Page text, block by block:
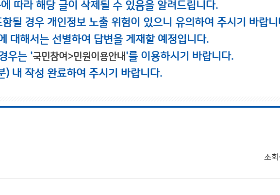
따라 해당 글이 삭제될 수 있음을 알려드립니다.
될 경우 개인정보 노출 위험이 있으니 유의하여 주시기 바랍니
대해서는 선별하여 답변을 게재할 예정입니다.
우는 '국민참여>민원이용안내'를 이용하시기 바랍니다.
) 내 작성 완료하여 주시기 바랍니다.
조회